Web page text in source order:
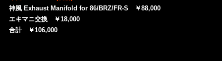
神風 Exhaust Manifold for 86/BRZ/FR-S ￥88,000
エキマニ交換 ￥18,000
合計 ￥106,000